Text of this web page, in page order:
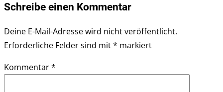
Schreibe einen Kommentar
Deine E-Mail-Adresse wird nicht veröffentlicht.
Erforderliche Felder sind mit* markiert
Kommentar*